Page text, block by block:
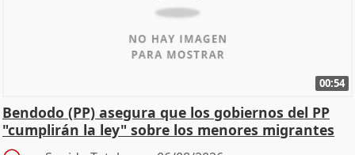
00:54
Bendodo (PP) asegura que los gobiernos del PP
"cumplirán la ley" sobre los menores migrantes